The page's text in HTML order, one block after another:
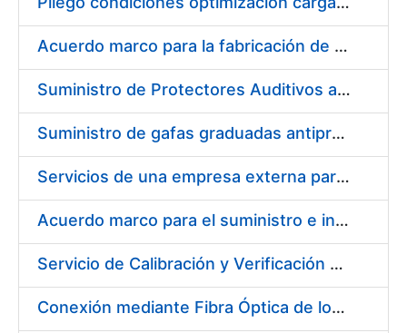
Acuerdo marco para la fabricación de piezas
Suministro de Protectores Auditivos a medida para las personas trabajadoras de los Centros de Trabajo de Madrid y Burgos
Suministro de gafas graduadas antiproyecciones para los trabajadores de la FNMT-RCM en los centros de trabajo de Madrid y Burgos
Servicios de una empresa externa para el asesoramiento y resolución de los recursos de alzada que se presentan relacionados con procesos de selección para la FNMT-RCM
Acuerdo marco para el suministro e instalación de persianas, estores y otros complementos
Servicio de Calibración y Verificación Externa de los Equipos de Medición del Servicio de Prevención de la FNMT-RCM
Conexión mediante Fibra Óptica de los Centros de Proceso de Datos (CPDs) de las sedes de la FNMT-RCM de Burgos y Madrid